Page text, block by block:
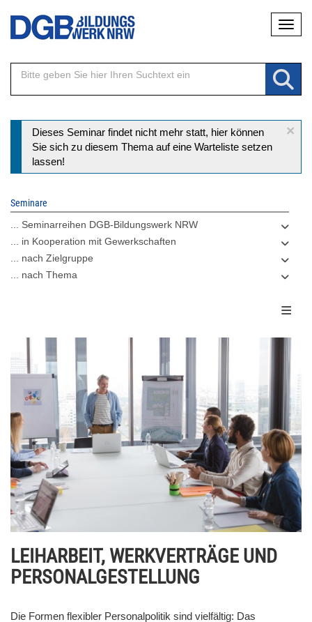
Direkt
Inhalt
×
Statusmeldung
Dieses Seminar findet nicht mehr statt, hier können
Sie sich zu diesem Thema auf eine Warteliste setzen
lassen!
Seminare
... Seminarreihen DGB-Bildungswerk NRW
... in Kooperation mit Gewerkschaften
... nach Zielgruppe
... nach Thema
LEIHARBEIT, WERKVERTRÄGE UND
PERSONALGESTELLUNG
Die Formen flexibler Personalpolitik sind vielfältig: Das